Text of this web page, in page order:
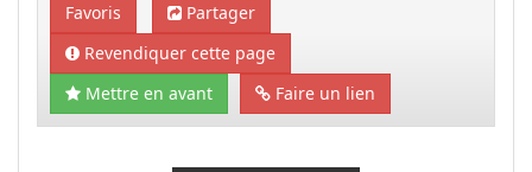
Favoris
Partager
Revendiquer cette page
Mettre en avant
Faire un lien